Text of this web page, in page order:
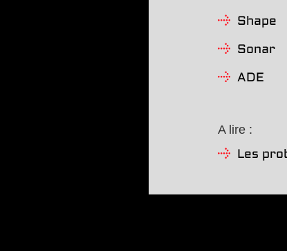
Shape
Sonar
ADE
A lire :
Les